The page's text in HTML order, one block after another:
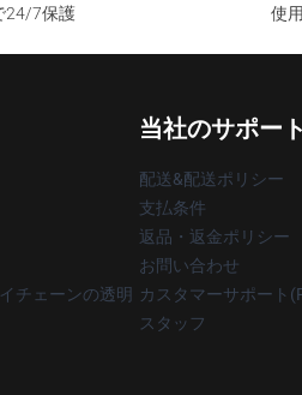
24/7保護
使
チェーンの透明
当社のサポート
配送&配送ポリシー
支払条件
返品・返金ポリシー
お問い合わせ
カスタマーサポート
スタッフ